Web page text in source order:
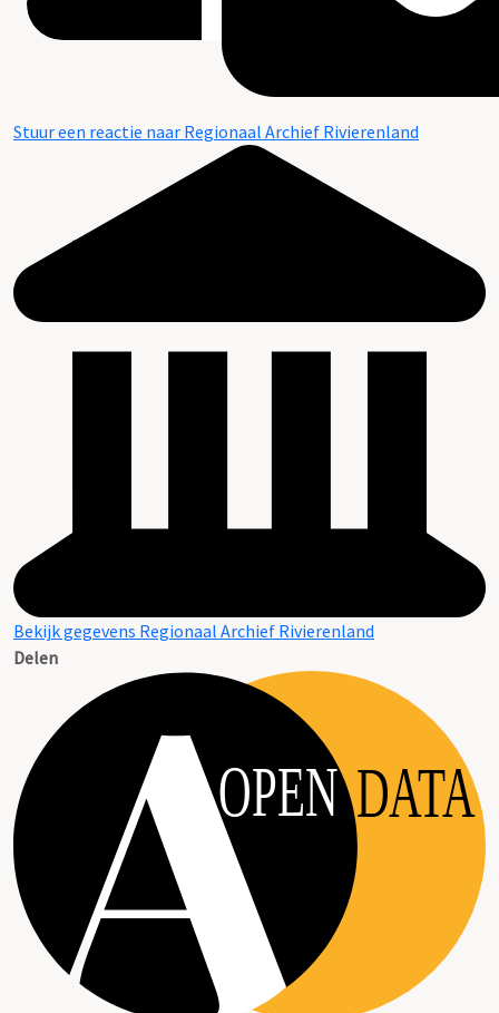
Stuur een reactie naar Regionaal Archief Rivierenland
Bekijk gegevens Regionaal Archief Rivierenland
Delen
OPEN DATA